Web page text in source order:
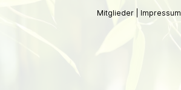
Mitglieder Impressum